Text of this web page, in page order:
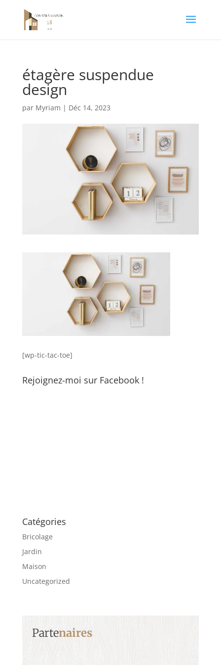
étagère suspendue
design
par Myriam | Déc 14, 2023
[wp-tic-tac-toe]
Rejoignez-moi sur Facebook !
Catégories
Bricolage
Jardin
Maison
Uncategorized
Partenaires